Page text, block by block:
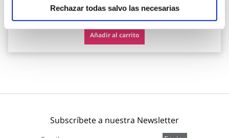
Rechazar todas salvo las necesarias
32,95 €
Añadir al carrito
Subscríbete a nuestra Newsletter